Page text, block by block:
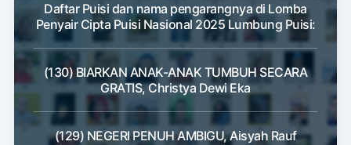
Daftar Puisi dan nama pengarangnya di Lomba
Penyair Cipta Puisi Nasional 2025 Lumbung Puisi:
(130) BIARKAN ANAK-ANAK TUMBUH SECARA
GRATIS, Christya Dewi Eka
(129) NEGERI PENUH AMBIGU, Aisyah Rauf